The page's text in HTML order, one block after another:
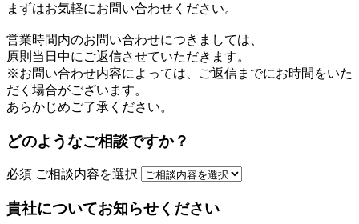
まずはお気軽にお問い合わせください。
営業時間内のお問い合わせにつきましては、
原則当日中にご返信させていただきます。
※お問い合わせ内容によっては、ご返信までにお時間をいた
だく場合がございます。
あらかじめご了承ください。
どのようなご相談ですか？
必須 ご相談内容を選択
貴社についてお知らせください